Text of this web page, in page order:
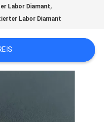
Labor Diamant,
Labor Diamant